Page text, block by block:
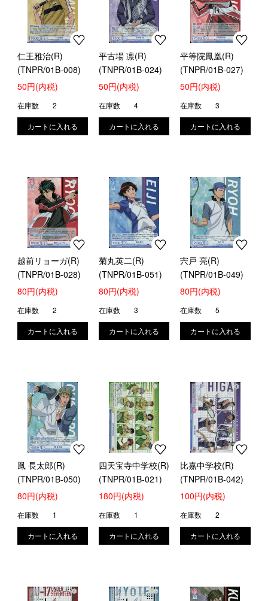
仁王雅治(R)
(TNPR/01B-008)
50円(内税)
在庫数 2
平古場 凛(R)
(TNPR/01B-024)
50円(内税)
在庫数 4
平等院鳳凰(R)
(TNPR/01B-027)
50円(内税)
在庫数 3
越前リョーガ(R)
(TNPR/01B-028)
80円(内税)
在庫数 2
菊丸英二(R)
(TNPR/01B-051)
80円(内税)
在庫数 3
宍戸 亮(R)
(TNPR/01B-049)
80円(内税)
在庫数 5
鳳 長太郎(R)
(TNPR/01B-050)
80円(内税)
在庫数 1
四天宝寺中学校(R)
(TNPR/01B-021)
180円(内税)
在庫数 1
比嘉中学校(R)
(TNPR/01B-042)
100円(内税)
在庫数 2